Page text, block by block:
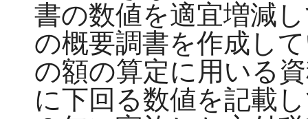
書の数値を適宜増減
の概要調書を作成し
の額の算定に用いる
に下回る数値を記載